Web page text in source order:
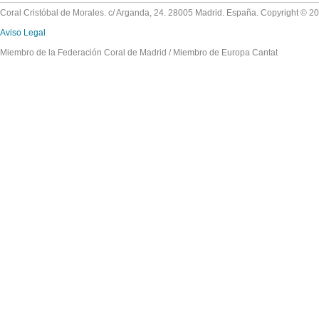
Coral Cristóbal de Morales. c/ Arganda, 24. 28005 Madrid. España. Copyright ©
Aviso Legal
Miembro de la Federación Coral de Madrid / Miembro de Europa Cantat